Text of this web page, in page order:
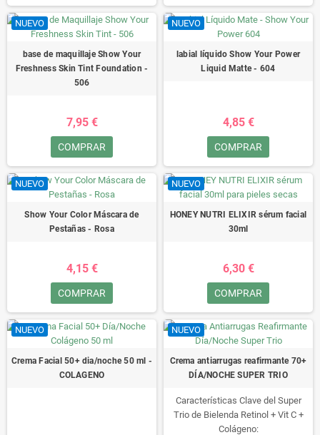
NUEVO
base de maquillaje Show Your
Freshness Skin Tint Foundation -
506
7,95 €
COMPRAR
NUEVO
labial líquido Show Your Power
Liquid Matte - 604
4,85 €
COMPRAR
NUEVO
Show Your Color Máscara de
Pestañas - Rosa
4,15 €
COMPRAR
NUEVO
HONEY NUTRI ELIXIR sérum facial
30ml
6,30 €
COMPRAR
NUEVO
Crema Facial 50+ dia/noche 50 ml -
COLAGENO
NUEVO
Crema antiarrugas reafirmante 70+
DÍA/NOCHE SUPER TRIO
Características Clave del Super
Trio de Bielenda Retinol + Vit C +
Colágeno: